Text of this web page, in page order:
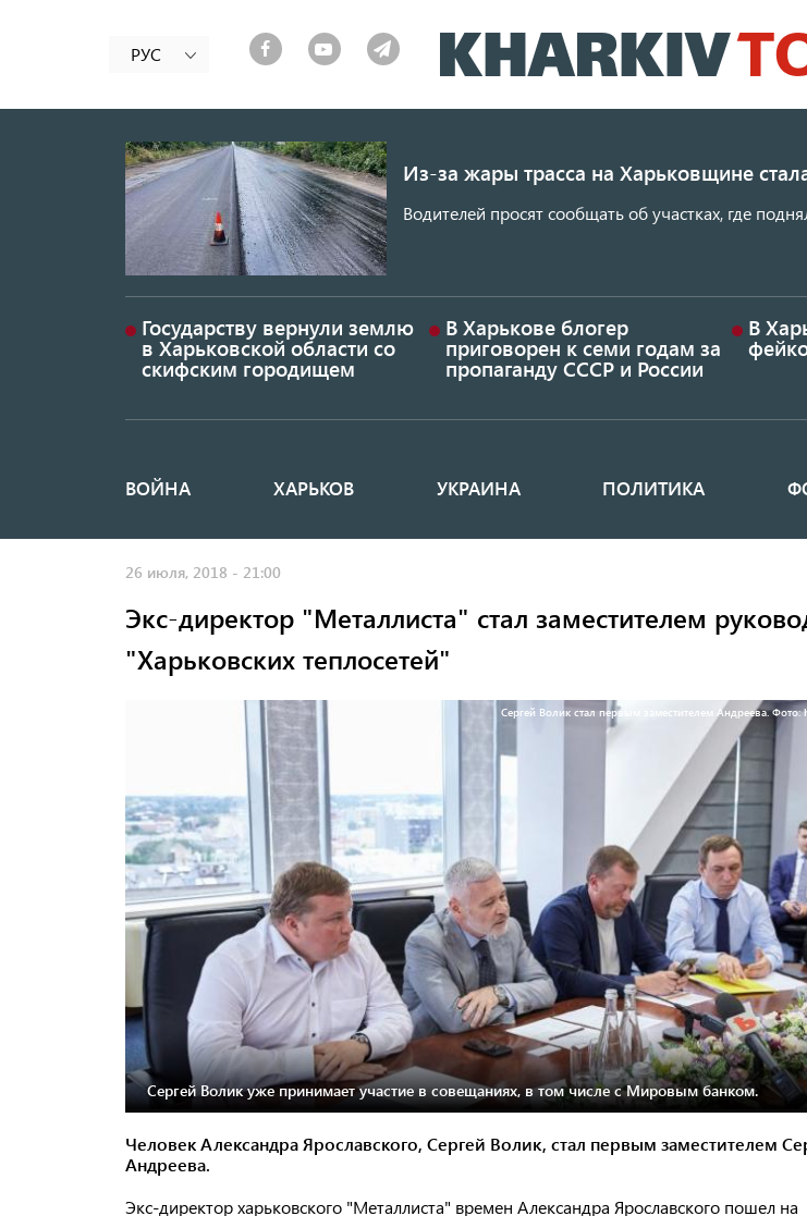
к
РУС
Из-за жары трасса на Харьковщине
Водителей просят сообщать об участках, где
Государству вернули землю
в Харьковской области со
скифским городищем
В Харькове блогер
приговорен к семи годам за
пропаганду СССР и России
В
Основная
ВОЙНА ХАРЬКОВ УКРАИНА ПОЛИТИКА
26 июля, 2018 - 21:00
Экс-директор "Металлиста" стал заместителем
"Харьковских теплосетей"
Сергей Волик стал первым заместителем Андреева.
Сергей Волик уже принимает участие в совещаниях, в том числе с Мировым банком.
Человек Александра Ярославского, Сергей Волик, стал первым заместителем
Андреева.
Экс-директор харьковского "Металлиста" времен Александра Ярославского пошел на